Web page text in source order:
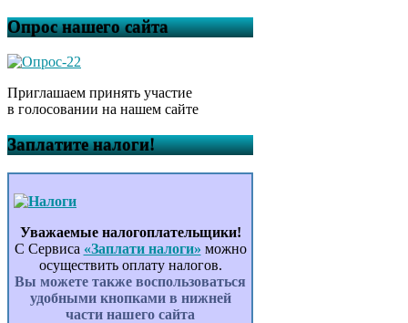
Опрос нашего сайта
Приглашаем принять участие
в голосовании на нашем сайте
Заплатите налоги!
Уважаемые налогоплательщики!
С Сервиса «Заплати налоги» можно
осуществить оплату налогов.
Вы можете также воспользоваться
удобными кнопками в нижней
части нашего сайта